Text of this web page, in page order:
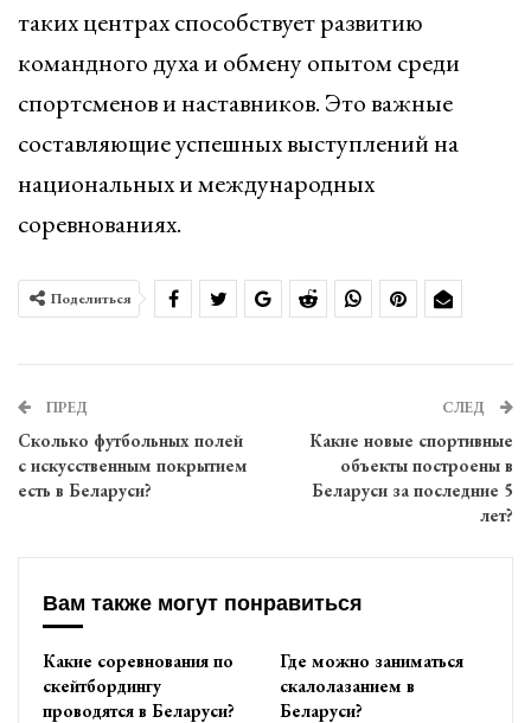
таких центрах способствует развитию
командного духа и обмену опытом среди
спортсменов и наставников. Это важные
составляющие успешных выступлений на
национальных и международных
соревнованиях.
Поделиться
ПРЕД
Сколько футбольных полей
с искусственным покрытием
есть в Беларуси?
СЛЕД
Какие новые спортивные
объекты построены в
Беларуси за последние 5
лет?
Вам также могут понравиться
Какие соревнования по
скейтбордингу
проводятся в Беларуси?
Где можно заниматься
скалолазанием в
Беларуси?